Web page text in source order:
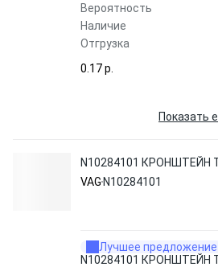
Вероятность
Наличие
Отгрузка
0.17 p.
Показать
N10284101 КРОНШТЕЙН
VAG N10284101
Лучшее предложение
N10284101 КРОНШТЕЙН